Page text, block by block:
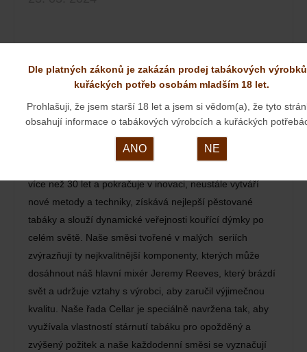
více než 30 let a pokračuje v inovaci, neustále vytváří
nové metody a techniky, získává nejlepší pěstované
tabáky a slouží dynamické veřejnosti kouřící dýmky po
celém světě. Naše směsi tvořené v malých seriích
zvýrazňují ty nejkvalitnější komponenty, kterých může
dosáhnout náš hlavní mixér Jeremy Reeves, který brázdí
svět a udržuje vztahy s výrobci, aby zaručil výjimečnou
kvalitu. Naše řada Cellar je speciálně navržena tak, aby
využívala vlastností stárnutí tabáku pro opožděný a
zvýšený požitek a naše každodenní směsi se vyznačují
Dle platných zákonů je zakázán prodej tabákových
kuřáckých potřeb osobám mladším 18 let.
Prohlašuji, že jsem starší 18 let a jsem si vědom(a), že tyto
obsahují informace o tabákových výrobcích a kuřáckých
ANO NE